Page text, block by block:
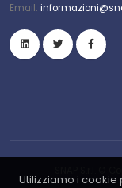
Utilizziamo i
Email: